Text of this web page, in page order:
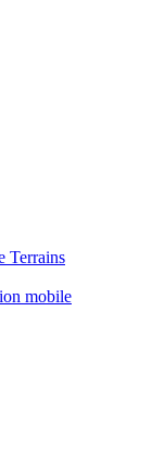
Terrains
mobile